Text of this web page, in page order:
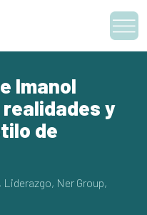
Imanol
y
de
, Liderazgo, Ner Group,